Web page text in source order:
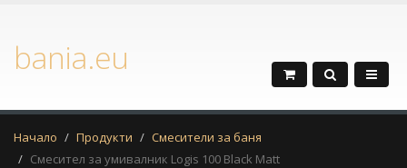
bania.eu
Начало Продукти
Смесители за баня
Смесител за умивалник Logis 100 Black Matt